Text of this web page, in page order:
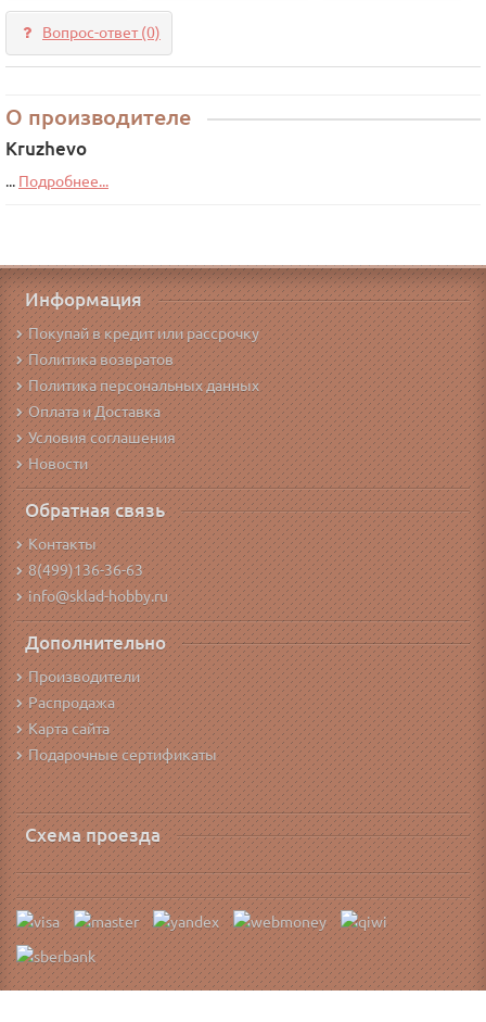
Вопрос-ответ(0)
О производителе
Kruzhevo
... Подробнее...
Информация
Покупай в кредит или рассрочку
Политика возвратов
Политика персональных данных
Оплата и Доставка
Условия соглашения
Новости
Обратная связь
Контакты
8(499)136-36-63
info@sklad-hobby.ru
Дополнительно
Производители
Распродажа
Карта сайта
Подарочные сертификаты
Схема проезда